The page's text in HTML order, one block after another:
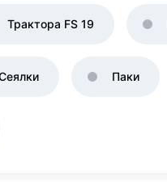
Трактора FS 19
Паки